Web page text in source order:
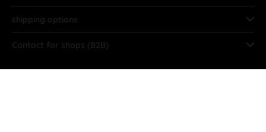
shipping options
Contact for shops (B2B)